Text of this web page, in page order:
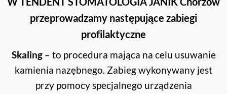
przeprowadzamy następujące zabiegi
profilaktyczne
Skaling – to procedura mająca na celu usuwanie
kamienia nazębnego. Zabieg wykonywany jest
przy pomocy specjalnego urządzenia